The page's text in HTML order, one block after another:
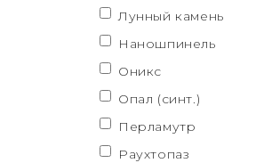
Лунный камень
Наношпинель
Оникс
Опал (синт.)
Перламутр
Раухтопаз